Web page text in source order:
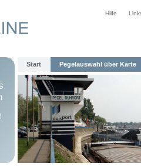
Hilfe
Start Pegelauswahl über Karte